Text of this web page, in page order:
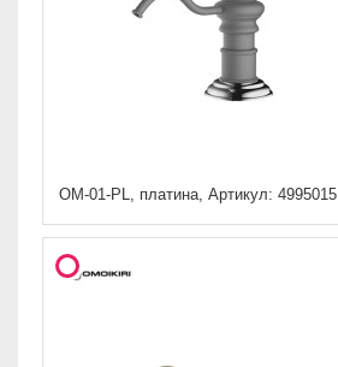
OM-01-PL, платина, Артикул: 4995015